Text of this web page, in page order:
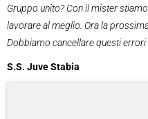
Gruppo unito? Con il mister
lavorare al meglio. Ora la
Dobbiamo cancellare questi errori
S.S. Juve Stabia